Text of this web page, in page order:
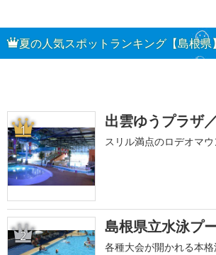
夏の人気スポットランキング【島根県】
1 出雲ゆうプラザ
スリル満点のロデオマ
2 島根県立水泳プ
各種大会が開かれる本